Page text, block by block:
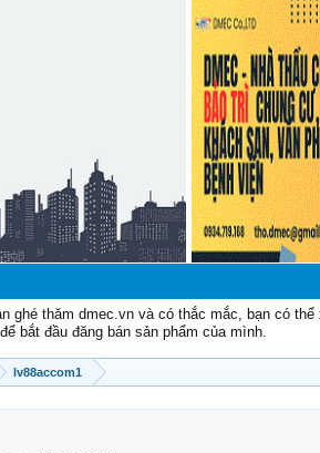
ghé thăm dmec.vn và có thắc mắc, bạn có
để bắt đầu đăng bán sản phẩm của mình.
lv88accom1